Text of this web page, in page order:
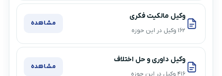
وکیل مالکیت فکری
۱۶۲ وکیل در این حوزه
مشاهده
وکیل داوری و حل اختلاف
۴۱۶ وکیل در این حوزه
مشاهده